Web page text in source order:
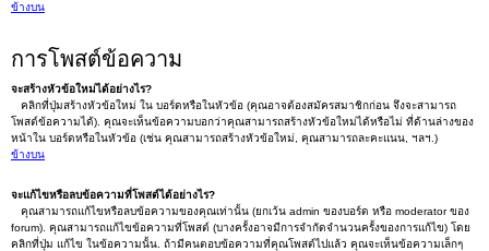
ข้างบน
การโพสต์ข้อความ
จะสร้างหัวข้อใหม่ได้อย่างไร?
คลิกที่ปุ่มสร้างหัวข้อใหม่ ใน บอร์ดหรือในหัวข้อ (คุณอาจต้องสมัครสมาชิกก่อน จึงจะสามารถ
โพสต์ข้อความได้). คุณจะเห็นข้อความบอกว่าคุณสามารถสร้างหัวข้อใหม่ได้หรือไม่ ที่ด้านล่างของ
หน้าใน บอร์ดหรือในหัวข้อ (เช่น คุณสามารถสร้างหัวข้อใหม่, คุณสามารถละคะแนน, ฯลฯ.)
ข้างบน
จะแก้ไขหรือลบข้อความที่โพสต์ได้อย่างไร?
คุณสามารถแก้ไขหรือลบข้อความของคุณเท่านั้น (ยกเว้น admin ของบอร์ด หรือ moderator ของ
forum). คุณสามารถแก้ไขข้อความที่โพสต์ (บางครั้งอาจมีการจำกัดจำนวนครั้งของการแก้ไข) โดย
คลิกที่ปุ่ม แก้ไข ในข้อความนั้น. ถ้ามีคนตอบข้อความที่คุณโพสต์ไปแล้ว คุณจะเห็นข้อความเล็กๆ